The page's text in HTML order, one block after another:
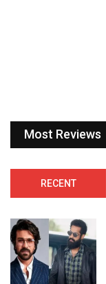
Most Reviews
RECENT